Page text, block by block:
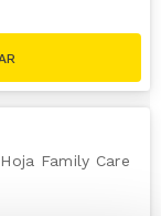
Family Care